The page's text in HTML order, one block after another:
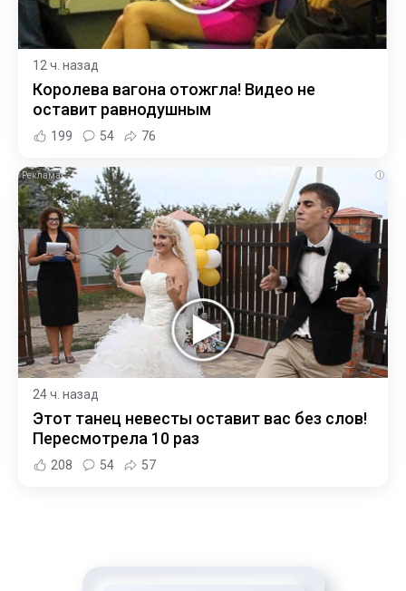
12 ч. назад
Королева вагона отожгла! Видео не
оставит равнодушным
199 54 76
i
24 ч. назад
Этот танец невесты оставит вас без слов!
Пересмотрела 10 раз
208 54 57